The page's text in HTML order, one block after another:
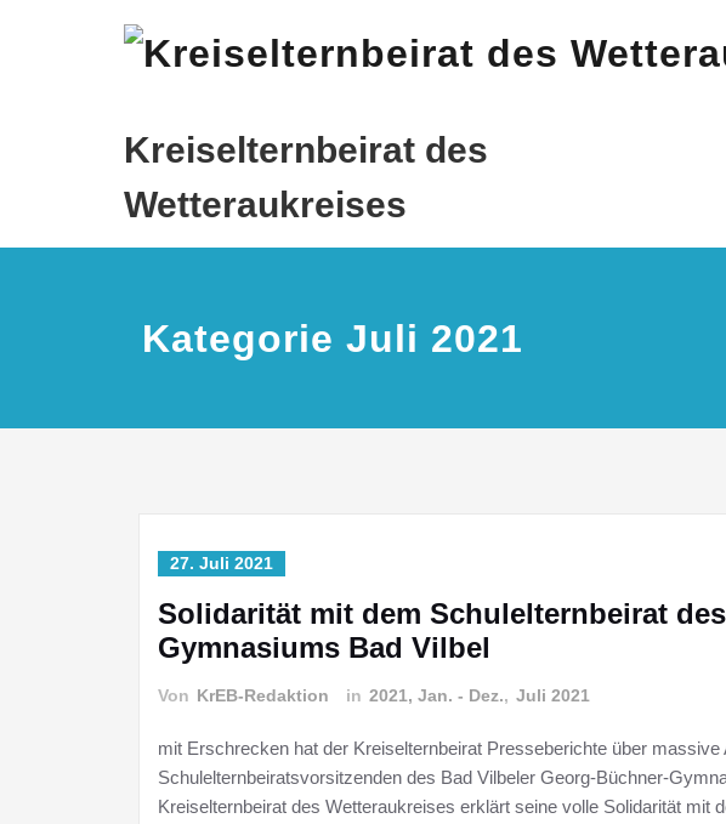
Kreiselternbeirat des
Wetteraukreises
Kategorie Juli 2021
27. Juli 2021
Solidarität mit dem Schulelternbeirat
Gymnasiums Bad Vilbel
Von KrEB-Redaktion in 2021, Jan. - Dez., Juli 2021
mit Erschrecken hat der Kreiselternbeirat Presseberichte über massive
Schulelternbeiratsvorsitzenden des Bad Vilbeler Georg-Büchner-
Kreiselternbeirat des Wetteraukreises erklärt seine volle Solidarität mit